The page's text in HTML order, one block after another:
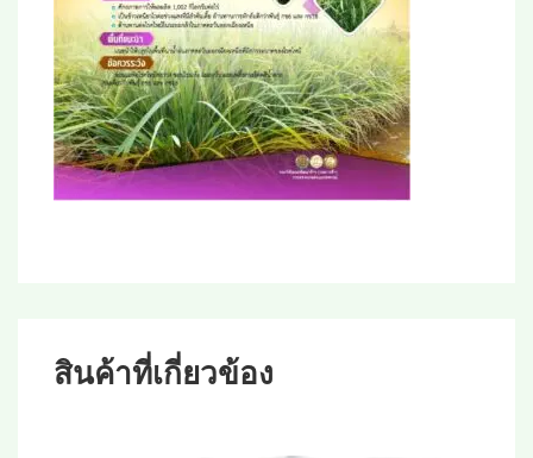
สินค้าที่เกี่ยวข้อง